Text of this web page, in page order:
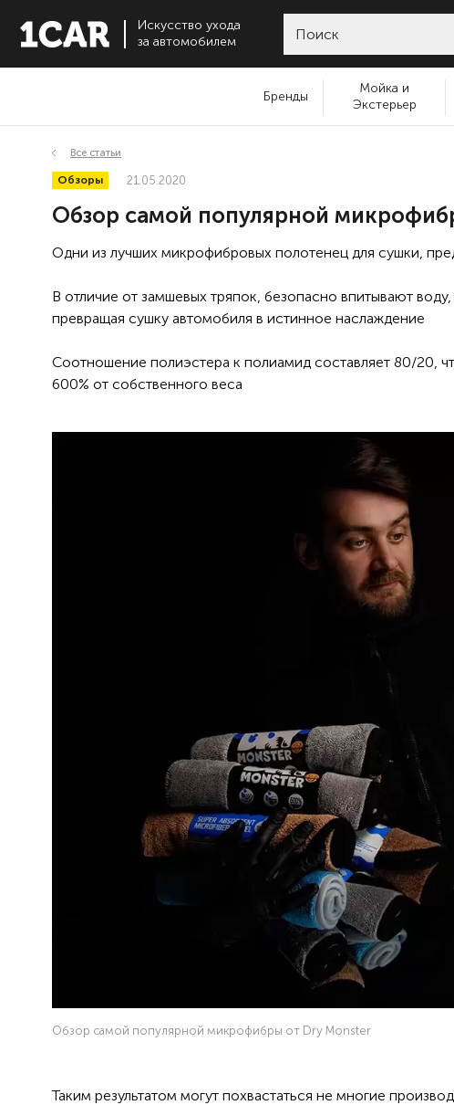
Искусство ухода
за автомобилем
Бренды
Мойка и
Экстерьер
Все статьи
Обзоры 21.05.2020
Обзор самой популярной
Одни из лучших микрофибровых полотенец для сушки,
В отличие от замшевых тряпок, безопасно впитывают
превращая сушку автомобиля в истинное наслаждение
Соотношение полиэстера к полиамид составляет 80/20,
600% от собственного веса
Обзор самой популярной микрофибры от Dry Monster
Таким результатом могут похвастаться не многие